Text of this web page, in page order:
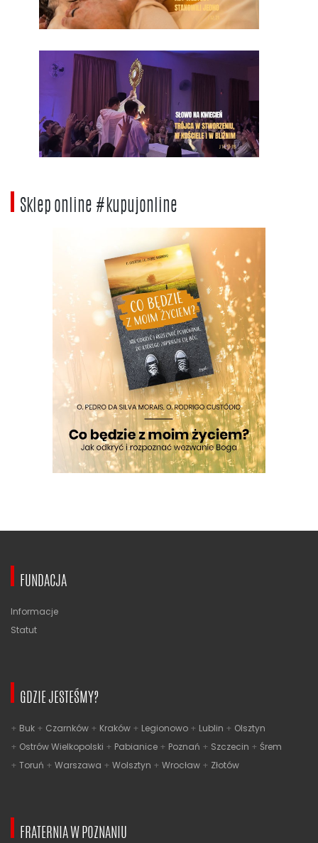
Sklep online #kupujonline
FUNDACJA
Informacje
Statut
GDZIE JESTEŚMY?
Buk Czarnków Kraków Legionowo Lublin
Olsztyn
Ostrów Wielkopolski
Pabianice Poznań Szczecin
Śrem
Toruń
Warszawa Wolsztyn Wrocław Złotów
FRATERNIA W POZNANIU